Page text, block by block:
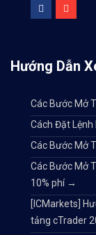
Hướng Dẫn
Các Bước Mở
Cách Đặt
Các Bước Mở
Các Bước Mở
10% phí →
[ICMarkets]
tảng cTrader